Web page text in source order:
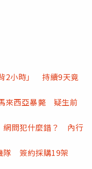
2小時」 持續9天竟
來西亞暴斃 疑生前
網問犯什麼錯？ 內行
隊 簽約採購19架